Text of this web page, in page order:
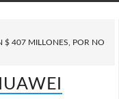
$ 407 MILLONES, POR NO